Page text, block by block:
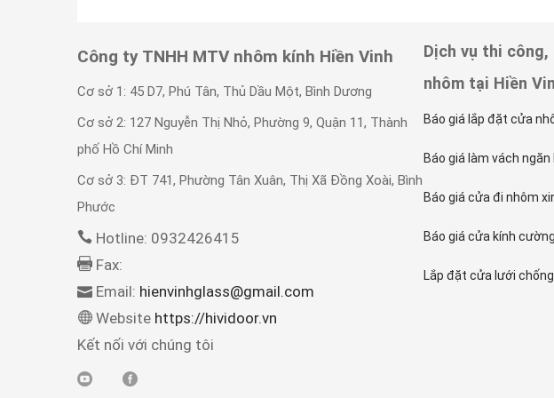
Công ty TNHH MTV nhôm kính Hiền Vinh
Cơ sở 1: 45 D7, Phú Tân, Thủ Dầu Một, Bình Dương
Cơ sở 2: 127 Nguyễn Thị Nhỏ, Phường 9, Quận 11, Thành
phố Hồ Chí Minh
Cơ sở 3: ĐT 741, Phường Tân Xuân, Thị Xã Đồng Xoài, Bình
Phước
Hotline: 0932426415
Fax:
Email: hienvinhglass@gmail.com
Website https://hividoor.vn
Kết nối với chúng tôi
Dịch vụ thi
nhôm tại Hiền
Báo giá lắp đặt cửa
Báo giá làm vách
Báo giá cửa đi nhôm
Báo giá cửa kính
Lắp đặt cửa lưới